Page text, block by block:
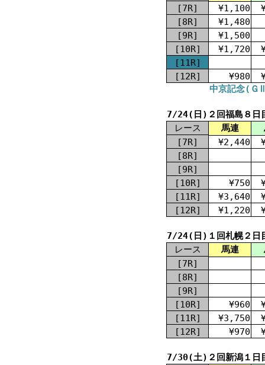
[7R]
¥1,100
[8R]
¥1,480
[9R]
¥1,500
[10R]
¥1,720
[11R]
[12R]
¥980
中京記念(
7/24(日)２回福島８日
レース
馬連
[7R]
¥2,440
[8R]
[9R]
[10R]
¥750
[11R]
¥3,640
[12R]
¥1,220
7/24(日)１回札幌２日
レース
馬連
[7R]
[8R]
[9R]
[10R]
¥960
[11R]
¥3,750
[12R]
¥970
7/30(土)２回新潟１日